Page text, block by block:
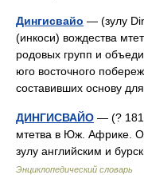
Дингисвайо — (зулу
(инкоси) вождества
родовых групп и
юго восточного
составивших основу
ДИНГИСВАЙО — (?
мтетва в Юж. Африке.
зулу английским и
Энциклопедический словарь